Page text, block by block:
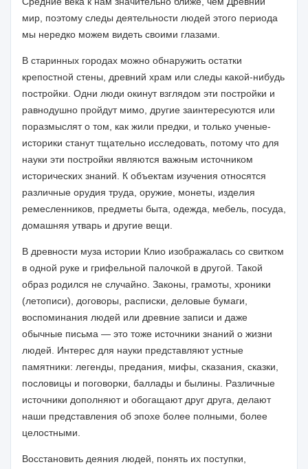
мир, поэтому следы дея­тельности людей этого периода
мы нередко можем видеть своими глазами.
В старинных городах можно обнаружить остатки
крепостной стены, древний храм или следы какой-нибудь
постройки. Одни люди окинут взглядом эти построй­ки и
равнодушно пройдут мимо, другие заинтересуются или
поразмыслят о том, как жили предки, и только ученые-
историки станут тщательно исследовать, пото­му что для
науки эти постройки являются важным источником
исторических зна­ний. К объектам изучения относятся
различные орудия труда, оружие, монеты, из­делия
ремесленников, предметы быта, одежда, мебель, посуда,
домашняя утварь и другие вещи.
В древности муза истории Клио изображалась со свитком
в одной руке и гри­фельной палочкой в другой. Такой
образ родился не случайно. Законы, грамоты, хроники
(летописи), договоры, расписки, деловые бумаги,
воспоминания людей или древние записи и даже
обычные письма — это тоже источники знаний о жиз­ни
людей. Интерес для науки представляют устные
памятники: легенды, преда­ния, мифы, сказания, сказки,
пословицы и поговорки, баллады и былины. Различ­ные
источники дополняют и обогащают друг друга, делают
наши представления об эпохе более полными, более
целостными.
Восстановить деяния людей, понять их поступки,